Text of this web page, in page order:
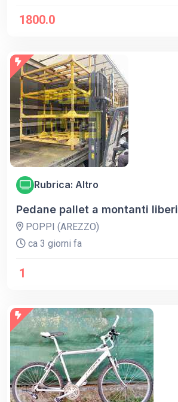
1800.0
Rubrica: Altro
Pedane pallet a montanti liberi
POPPI (AREZZO)
ca 3 giorni fa
1